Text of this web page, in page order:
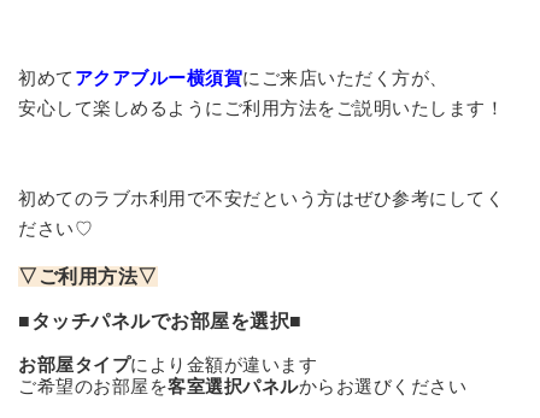
初めて アクアブルー横須賀にご来店いただく方が、
安心して楽しめるようにご利用方法をご説明いたします！
初めてのラブホ利用で不安だという方はぜひ参考にしてく
ださい♡
▽ご利用方法▽
■タッチパネルでお部屋を選択■
お部屋タイプにより金額が違います
ご希望のお部屋を客室選択パネルからお選びください